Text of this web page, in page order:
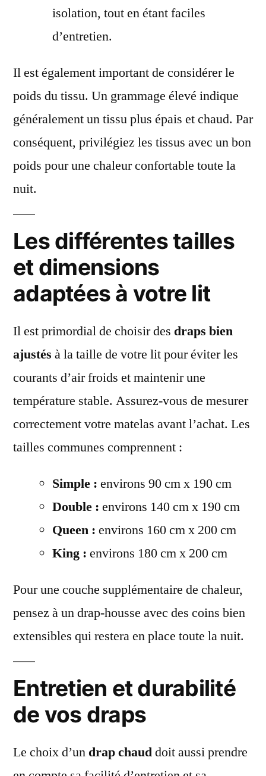
isolation, tout en étant faciles
d’entretien.
Il est également important de considérer le
poids du tissu. Un grammage élevé indique
généralement un tissu plus épais et chaud. Par
conséquent, privilégiez les tissus avec un bon
poids pour une chaleur confortable toute la
nuit.
Les différentes tailles
et dimensions
adaptées à votre lit
Il est primordial de choisir des draps bien
ajustés à la taille de votre lit pour éviter les
courants d’air froids et maintenir une
température stable. Assurez-vous de mesurer
correctement votre matelas avant l’achat. Les
tailles communes comprennent :
Simple : environs 90 cm x 190 cm
Double : environs 140 cm x 190 cm
Queen : environs 160 cm x 200 cm
King : environs 180 cm x 200 cm
Pour une couche supplémentaire de chaleur,
pensez à un drap-housse avec des coins bien
extensibles qui restera en place toute la nuit.
Entretien et durabilité
de vos draps
Le choix d’un drap chauddoit aussi prendre